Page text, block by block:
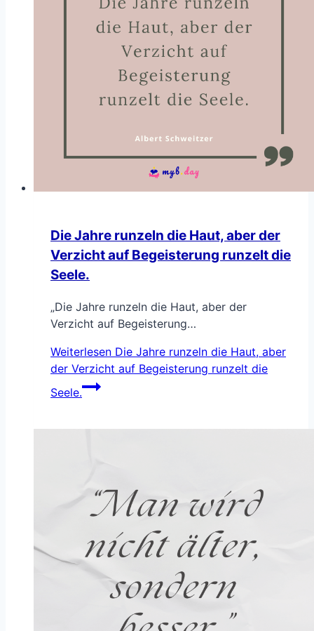
Die Jahre runzeln die Haut, aber der
Verzicht auf Begeisterung runzelt die
Seele.
„Die Jahre runzeln die Haut, aber der
Verzicht auf Begeisterung…
Weiterlesen Die Jahre runzeln die Haut, aber
der Verzicht auf Begeisterung runzelt die
Seele.